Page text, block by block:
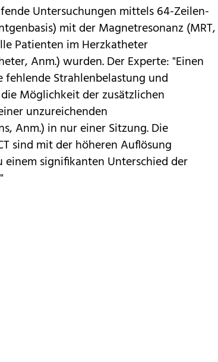
Untersuchungen mittels 64-Zeilen-
mit der Magnetresonanz (MRT,
Patienten im Herzkatheter
Anm.) wurden. Der Experte: "Einen
Strahlenbelastung und
Möglichkeit der zusätzlichen
unzureichenden
Anm.) in nur einer Sitzung. Die
sind mit der höheren Auflösung
signifikanten Unterschied der